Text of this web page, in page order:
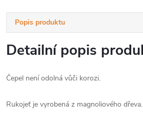
Popis produktu
Detailní popis
Čepel není odolná vůči korozi.
Rukojeť je vyrobená z magnoliového dřeva.